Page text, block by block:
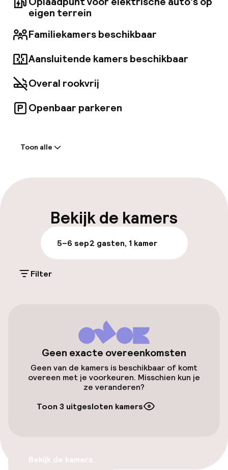
eigen terrein
Familiekamers beschikbaar
Aansluitende kamers beschikbaar
Overal rookvrij
Openbaar parkeren
Meertalige medewerkers
Parkeren & mobiliteit
Openbaar parkeren
Luchthavenshuttle
Toegankelijkheid
Lift
Aansluitende kamers beschikbaar
Toon alle
Bekijk de kamers
5–6 sep2 gasten, 1 kamer
Filter
Geen exacte overeenkomsten
Geen van de kamers is beschikbaar of komt
overeen met je voorkeuren. Misschien kun je
ze veranderen?
Toon 3 uitgesloten kamers
Bekijk de kamers